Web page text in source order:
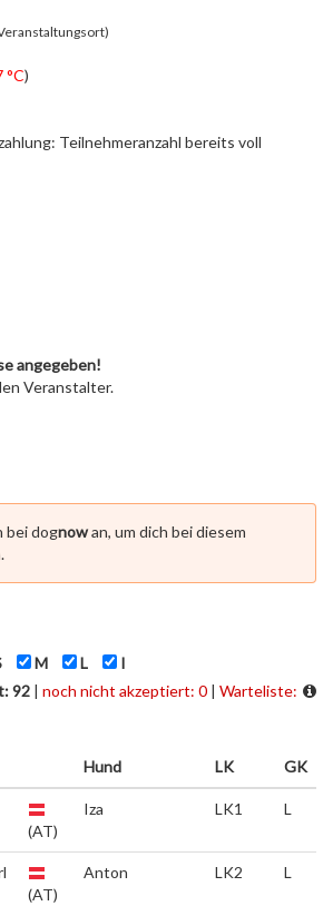
°C)
Teilnehmeranzahl bereits voll
angegeben!
Veranstalter.
bei dognowan, um dich bei diesem
M L
I
92 | noch nicht akzeptiert: 0 | Warteliste:
Hund LK GK
(AT)
Iza LK1 L
(AT)
Anton LK2 L